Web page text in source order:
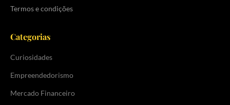
Termos e condições
Categorias
Curiosidades
Empreendedorismo
Mercado Financeiro